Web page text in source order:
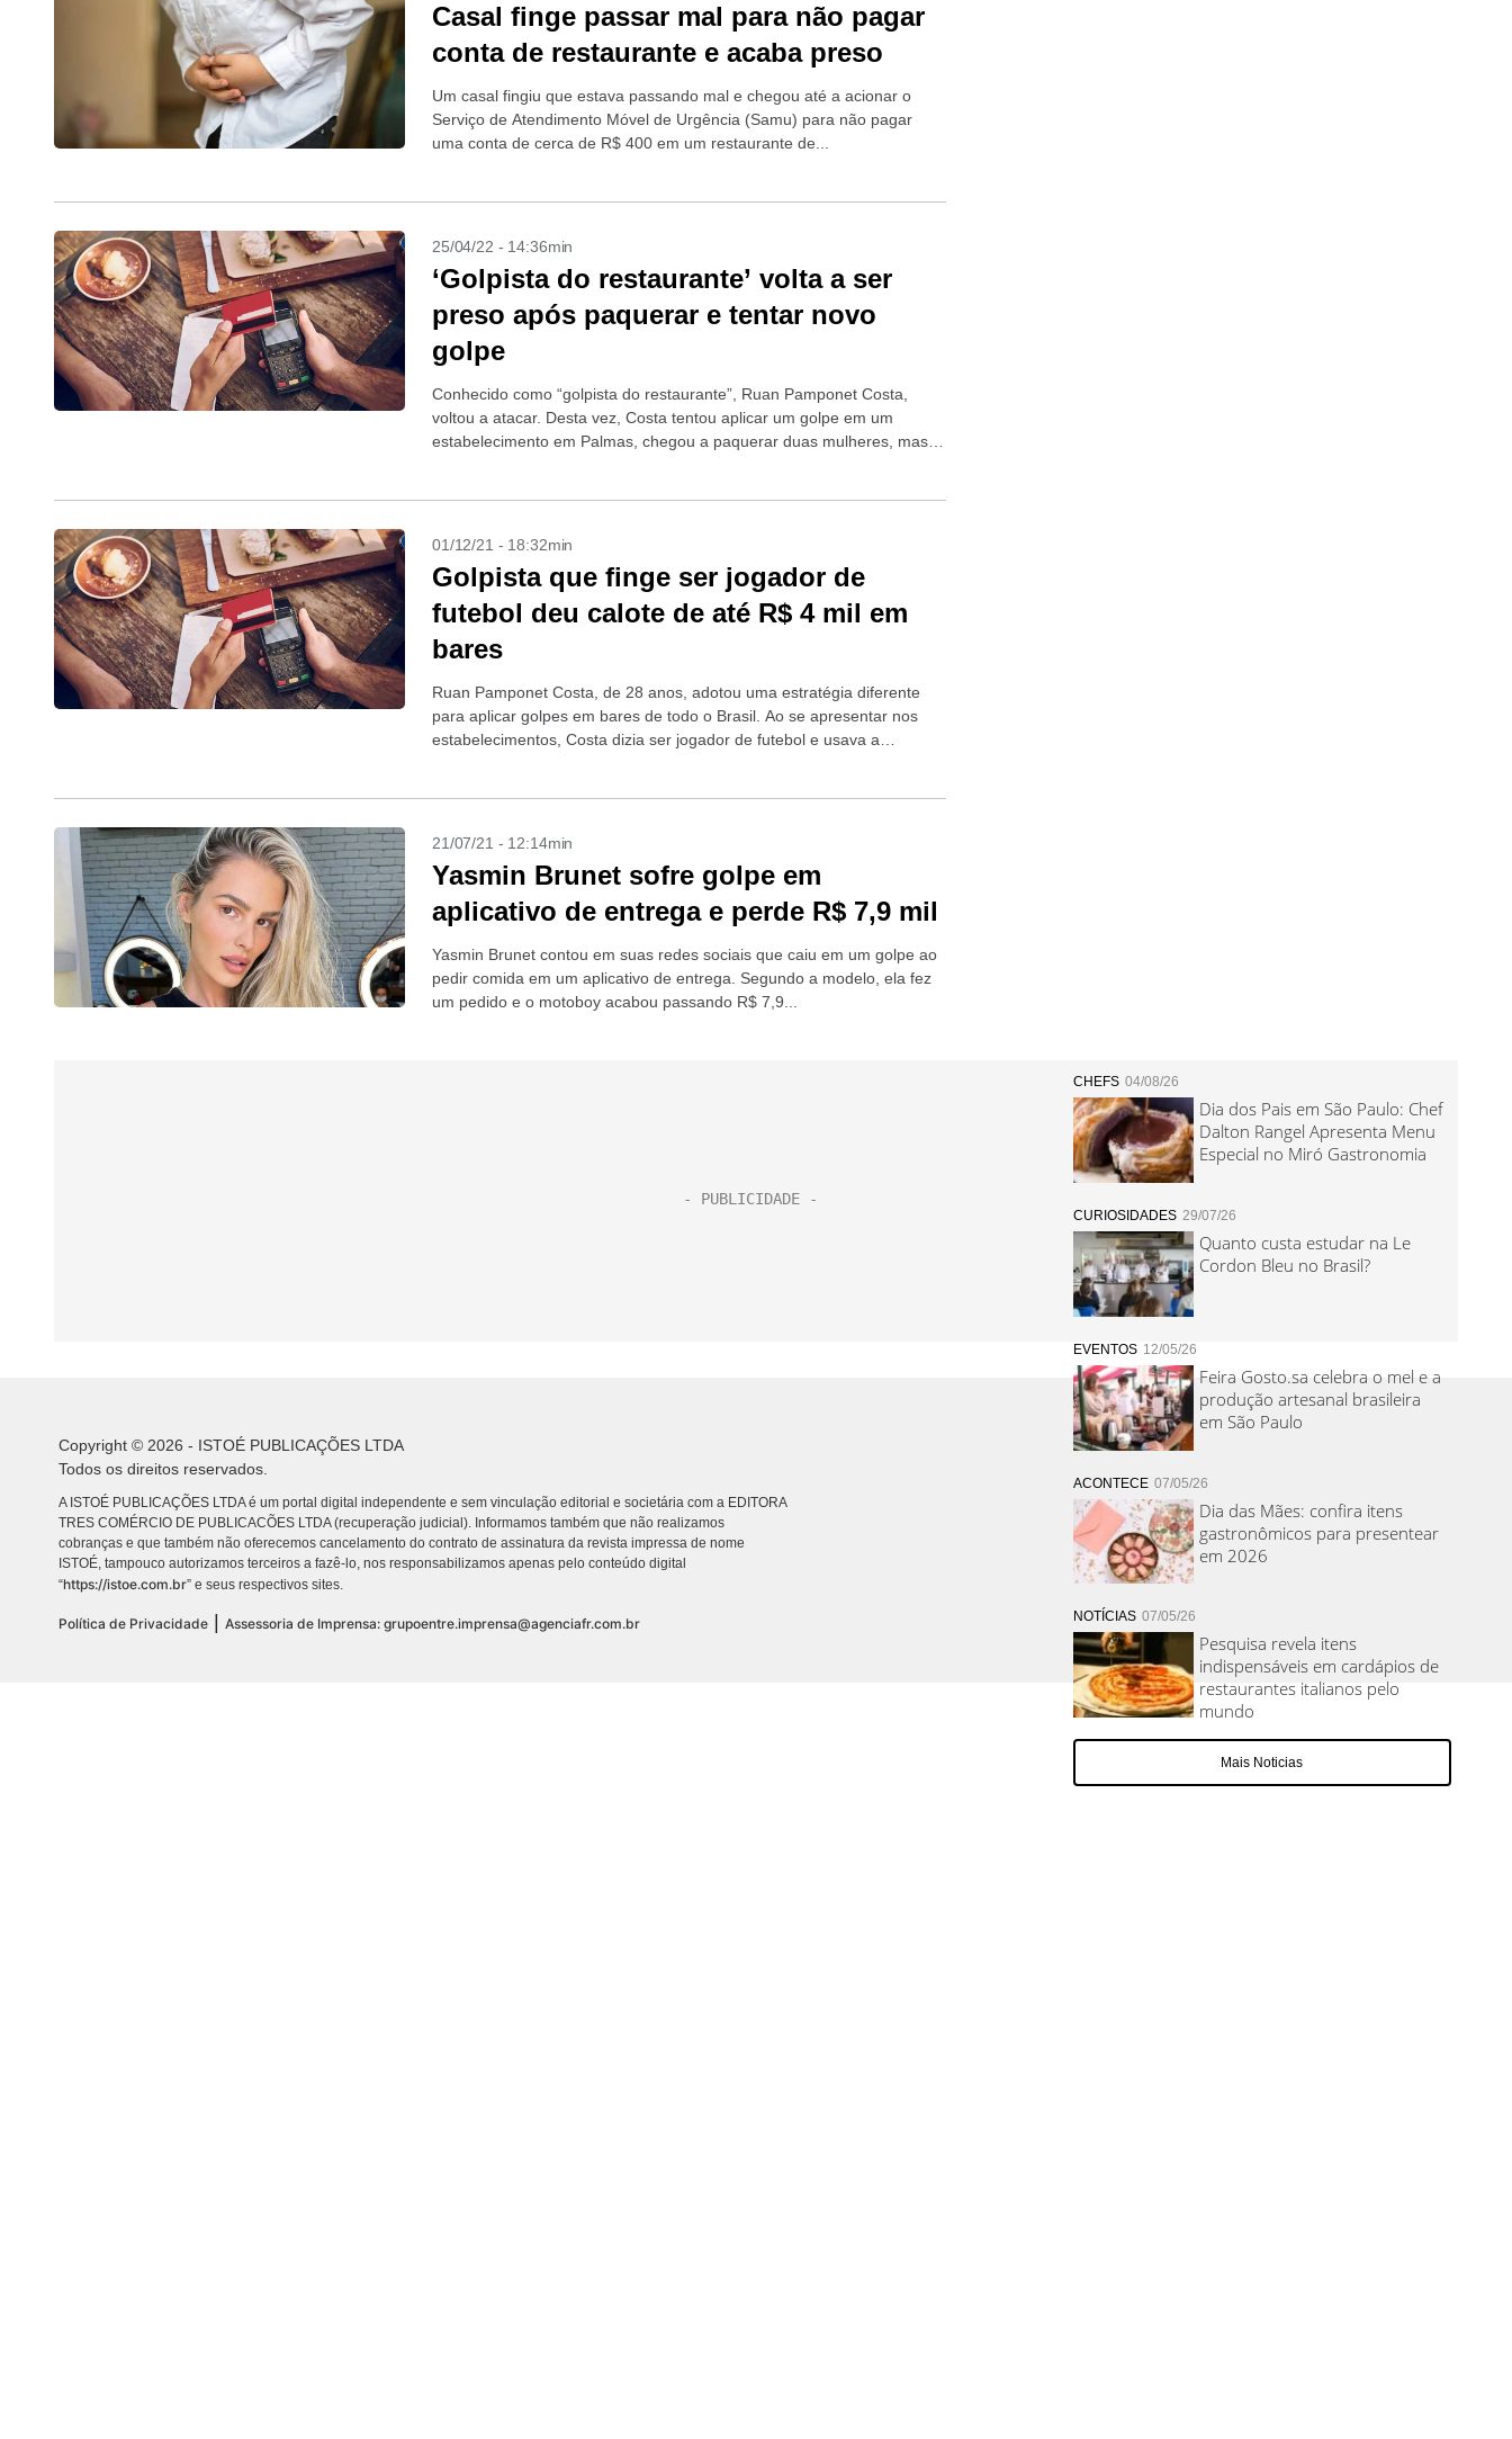
Casal finge passar mal para não pagar
conta de restaurante e acaba preso
Um casal fingiu que estava passando mal e chegou até a acionar o
Serviço de Atendimento Móvel de Urgência (Samu) para não pagar
uma conta de cerca de R$ 400 em um restaurante de...
25/04/22 - 14:36min
‘Golpista do restaurante’ volta a ser
preso após paquerar e tentar novo
golpe
Conhecido como “golpista do restaurante”, Ruan Pamponet Costa,
voltou a atacar. Desta vez, Costa tentou aplicar um golpe em um
estabelecimento em Palmas, chegou a paquerar duas mulheres, mas
01/12/21 - 18:32min
Golpista que finge ser jogador de
futebol deu calote de até R$ 4 mil em
bares
Ruan Pamponet Costa, de 28 anos, adotou uma estratégia diferente
para aplicar golpes em bares de todo o Brasil. Ao se apresentar nos
estabelecimentos, Costa dizia ser jogador de futebol e usava a
21/07/21 - 12:14min
Yasmin Brunet sofre golpe em
aplicativo de entrega e perde R$ 7,9 mil
Yasmin Brunet contou em suas redes sociais que caiu em um golpe ao
pedir comida em um aplicativo de entrega. Segundo a modelo, ela fez
um pedido e o motoboy acabou passando R$ 7,9...
CHEFS 04/08/26
Dia dos Pais em São Paulo: Chef
Dalton Rangel Apresenta Menu
Especial no Miró Gastronomia
CURIOSIDADES 29/07/26
Quanto custa estudar na Le
Cordon Bleu no Brasil?
EVENTOS 12/05/26
Feira Gosto.sa celebra o mel e a
produção artesanal brasileira
em São Paulo
ACONTECE 07/05/26
Dia das Mães: confira itens
gastronômicos para presentear
em 2026
NOTÍCIAS 07/05/26
Pesquisa revela itens
indispensáveis em cardápios de
restaurantes italianos pelo
mundo
Mais Noticias
Copyright © 2026 - ISTOÉ PUBLICAÇÕES LTDA
Todos os direitos reservados.
A ISTOÉ PUBLICAÇÕES LTDA é um portal digital independente e sem vinculação editorial e societária com a EDITORA
TRES COMÉRCIO DE PUBLICACÕES LTDA (recuperação judicial). Informamos também que não realizamos
cobranças e que também não oferecemos cancelamento do contrato de assinatura da revista impressa de nome
ISTOÉ, tampouco autorizamos terceiros a fazê-lo, nos responsabilizamos apenas pelo conteúdo digital
“https://istoe.com.br” e seus respectivos sites.
Política de Privacidade Assessoria de Imprensa: grupoentre.imprensa@agenciafr.com.br